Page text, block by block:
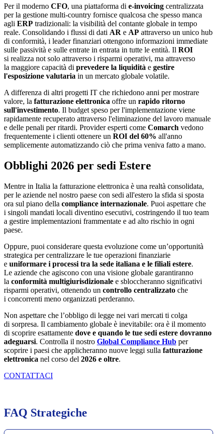
Per il moderno CFO, una piattaforma di e-invoicing centralizzata
per la gestione multi-country fornisce qualcosa che spesso manca
agli ERP tradizionali: la visibilità del contante globale in tempo
reale. Consolidando i flussi di dati AR e AP attraverso un unico hub
di conformità, i leader finanziari ottengono informazioni immediate
sulle passività e sulle entrate in entrata in tutte le entità. Il ROI
si realizza not solo attraverso i risparmi operativi, ma attraverso
la maggiore capacità di prevedere la liquidità e gestire
l'esposizione valutaria in un mercato globale volatile.
A differenza di altri progetti IT che richiedono anni per mostrare
valore, la fatturazione elettronica offre un rapido ritorno
sull'investimento. Il budget speso per l'implementazione viene
rapidamente recuperato attraverso l'eliminazione del lavoro manuale
e delle penali per ritardi. Provider esperti come Comarch vedono
frequentemente i clienti ottenere un ROI del 60% all'anno
semplicemente automatizzando ciò che prima veniva fatto a mano.
Obblighi 2026 per sedi Estere
Mentre in Italia la fatturazione elettronica è una realtà consolidata,
per le aziende nel nostro paese con sedi all'estero la sfida si sposta
ora sul piano della compliance internazionale. Puoi aspettare che
i singoli mandati locali diventino esecutivi, costringendo il tuo team
a gestire implementazioni frammentate e ad alto rischio in ogni
paese.
Oppure, puoi considerare questa evoluzione come un’opportunità
strategica per centralizzare le tue operazioni finanziarie
e uniformare i processi tra la sede italiana e le filiali estere.
Le aziende che agiscono con una visione globale garantiranno
la conformità multigiurisdizionale e sbloccheranno significativi
risparmi operativi, ottenendo un controllo centralizzato che
i concorrenti meno organizzati perderanno.
Non aspettare che l’obbligo di legge nei vari mercati ti colga
di sorpresa. Il cambiamento globale è inevitabile: ora è il momento
di scoprire esattamente dove e quando le tue sedi estere dovranno
adeguarsi. Controlla il nostro Global Compliance Hub per
scoprire i paesi che applicheranno nuove leggi sulla fatturazione
elettronica nel corso del 2026 e oltre.
CONTATTACI
FAQ Strategiche